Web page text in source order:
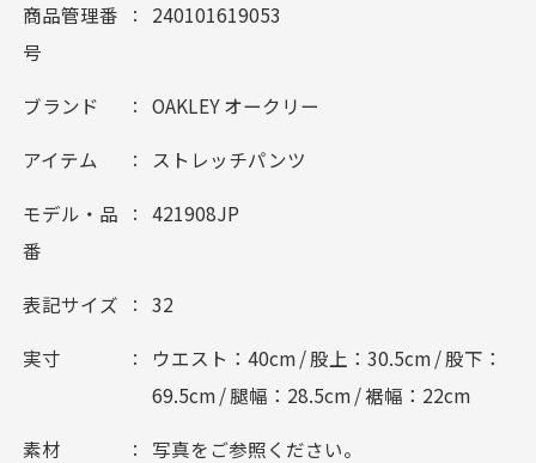
商品管理番
号
240101619053
ブランド OAKLEY オークリー
アイテム ストレッチパンツ
モデル・品
番
421908JP
表記サイズ 32
実寸
ウエスト：40cm / 股上：30.5cm / 股下：
69.5cm / 腿幅：28.5cm / 裾幅：22cm
素材 写真をご参照ください。